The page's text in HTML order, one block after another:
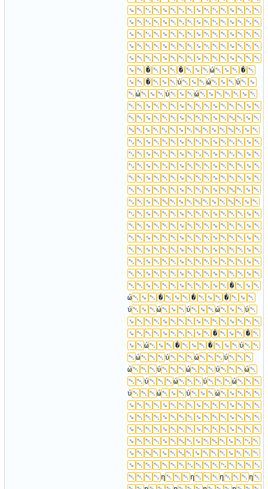
� � ώ
�
�
ύ ώ
ύ
ώ
ύ ώ
�
ώ
� �
�
ύ
ώ ύ ώ ύ
�
�
ώ
� �
ύ
ώ
ύ ώ
ύ
ώ
ύ ώ ύ
ώ
ύ
ώ ύ
ώ
ύ
ώ ύ ώ
η η η
η